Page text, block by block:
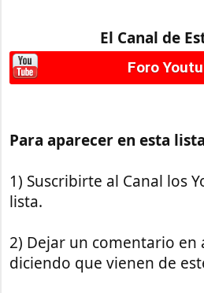
El Canal de
Foro
Para aparecer en esta
1) Suscribirte al Canal los
lista.
2) Dejar un comentario en
diciendo que vienen de